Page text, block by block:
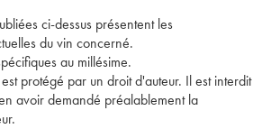
ci-dessus présentent les
du vin concerné.
au millésime.
protégé par un droit d'auteur. Il est interdit
avoir demandé préalablement la